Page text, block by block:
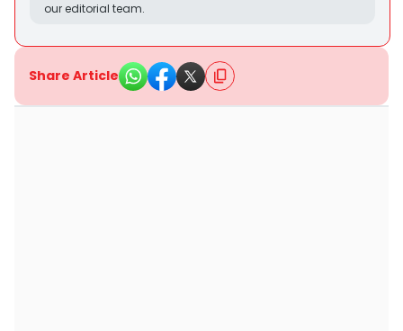
our editorial team.
Share Article